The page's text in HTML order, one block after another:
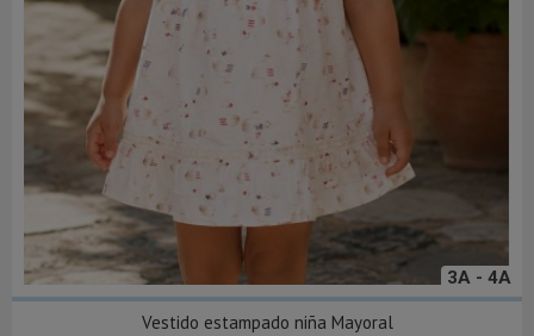
3A - 4A
Vestido estampado niña Mayoral